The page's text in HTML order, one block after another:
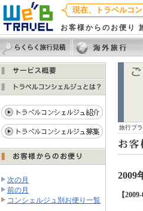
現在、トラベルコ
お客様からのお便り
次の月
前の月
コンシェルジュ別お便り一覧
旅行プ
2009
【